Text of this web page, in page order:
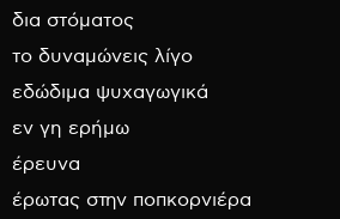
δια στόματος
το δυναμώνεις λίγο
εδώδιμα ψυχαγωγικά
εν γη ερήμω
έρευνα
έρωτας στην ποπκορνιέρα